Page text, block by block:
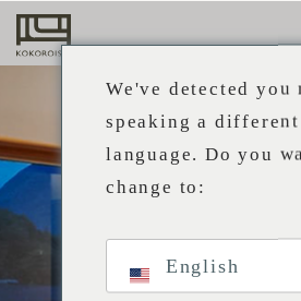
LINE
CUSTOM-
MADE
LINE
ソ
フ
構
用
くり
いて
容
張替
え・修
メンテ
ナンス
プ
取扱店
舗
直営店
約
事例
メンテ
ナンス
特
お知ら
せ
採用情
報
プロダクト
STANDARD LINE
We've detected you
speaking a different
language. Do you
change to:
English